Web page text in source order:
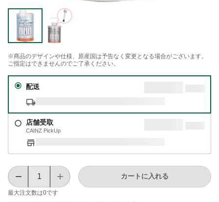
※商品のデザインや仕様、原産国は予告なく変更となる場合がございます。
ご指定はできませんのでご了承ください。
配送
店舗受取
CAINZ PickUp
最大注文数は0です
カートに入れる